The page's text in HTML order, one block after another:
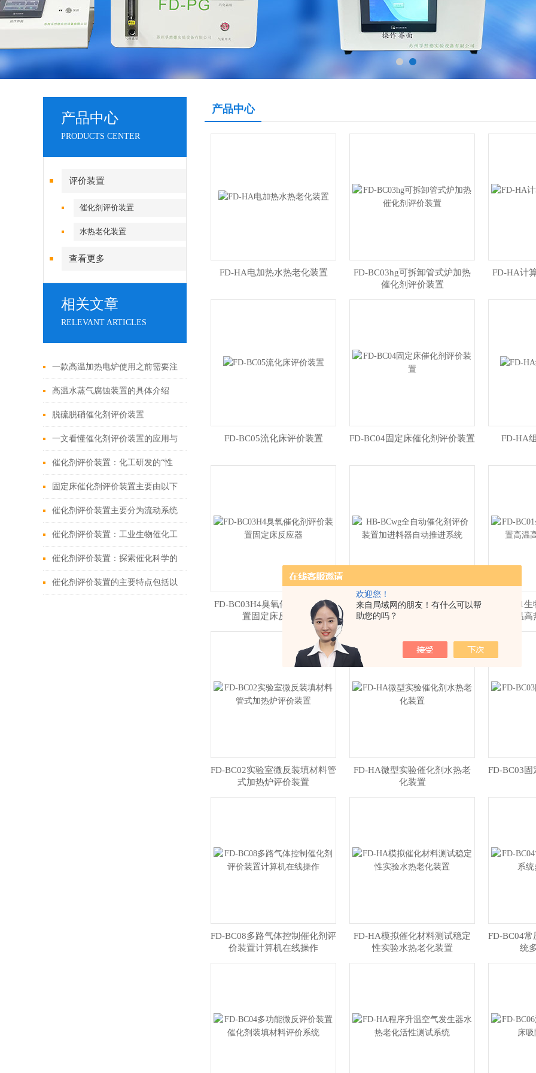
欢迎您！
来自局域网的朋友！有什么可以帮
助您的吗？
产品中心
PRODUCTS CENTER
评价装置
催化剂评价装置
水热老化装置
查看更多
相关文章
RELEVANT ARTICLES
一款高温加热电炉使用之前需要注
意哪些
高温水蒸气腐蚀装置的具体介绍
脱硫脱硝催化剂评价装置
一文看懂催化剂评价装置的应用与
使用维护
催化剂评价装置：化工研发的“性
能试金石”
固定床催化剂评价装置主要由以下
几个部分组成
催化剂评价装置主要分为流动系统
和固定系统两类
催化剂评价装置：工业生物催化工
程的关键设备
催化剂评价装置：探索催化科学的
神秘之门
催化剂评价装置的主要特点包括以
产品中心
FD-HA电加热水热老化装置
FD-BC03hg可拆卸管式炉加热
催化剂评价装置
FD-HA计
FD-BC05流化床评价装置 FD-BC04固定床催化剂评价装置 FD-HA
FD-BC03H4臭氧催化剂评价装
置固定床反应器
HB-BCwg全自动催化剂评价装
置加进料器自动推进系统
FD-BC01
高温
FD-BC02实验室微反装填材料管
式加热炉评价装置
FD-HA微型实验催化剂水热老
化装置
FD-BC03
FD-BC08多路气体控制催化剂评
价装置计算机在线操作
FD-HA模拟催化材料测试稳定
性实验水热老化装置
FD-BC04
统